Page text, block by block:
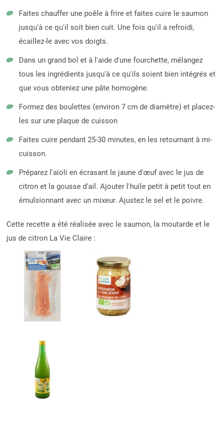
Faites chauffer une poêle à frire et faites cuire le saumon
jusqu'à ce qu'il soit bien cuit. Une fois qu'il a refroidi,
écaillez-le avec vos doigts.
Dans un grand bol et à l'aide d'une fourchette, mélangez
tous les ingrédients jusqu'à ce qu'ils soient bien intégrés et
que vous obteniez une pâte homogène.
Formez des boulettes (environ 7 cm de diamètre) et placez-
les sur une plaque de cuisson
Faites cuire pendant 25-30 minutes, en les retournant à mi-
cuisson.
Préparez l'aïoli en écrasant le jaune d'œuf avec le jus de
citron et la gousse d'ail. Ajouter l'huile petit à petit tout en
émulsionnant avec un mixeur. Ajustez le sel et le poivre.
Cette recette a été réalisée avec le saumon, la moutarde et le
jus de citron La Vie Claire :